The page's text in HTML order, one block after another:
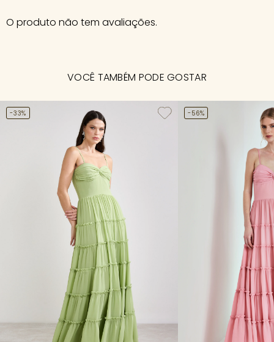
O produto não tem avaliações.
VOCÊ TAMBÉM PODE GOSTAR
-33% -56%